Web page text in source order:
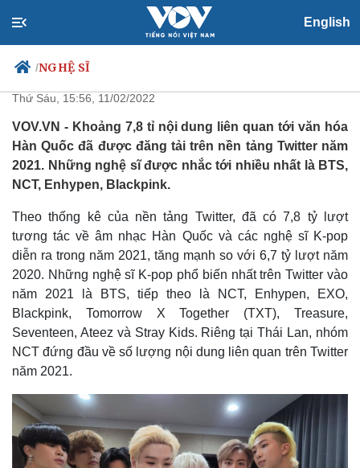
English
/NGHỆ SĨ
Chính trị
Đảng
Tổ chức nhân sự
Nhận diện sự thật
Xã hội
Tin 24h
Dấu ấn VOV
Việc làm
Biển đảo
BTS dẫn đầu lượng nội dung trên
Twitter năm 2021
Thứ Sáu, 15:56, 11/02/2022
VOV.VN - Khoảng 7,8 tỉ nội dung liên quan tới văn hóa
Hàn Quốc đã được đăng tải trên nền tảng Twitter năm
2021. Những nghệ sĩ được nhắc tới nhiều nhất là BTS,
NCT, Enhypen, Blackpink.
Theo thống kê của nền tảng Twitter, đã có 7,8 tỷ lượt
tương tác về âm nhạc Hàn Quốc và các nghệ sĩ K-pop
diễn ra trong năm 2021, tăng mạnh so với 6,7 tỷ lượt năm
2020. Những nghệ sĩ K-pop phổ biến nhất trên Twitter vào
năm 2021 là BTS, tiếp theo là NCT, Enhypen, EXO,
Blackpink, Tomorrow X Together (TXT), Treasure,
Seventeen, Ateez và Stray Kids. Riêng tại Thái Lan, nhóm
NCT đứng đầu về số lượng nội dung liên quan trên Twitter
năm 2021.